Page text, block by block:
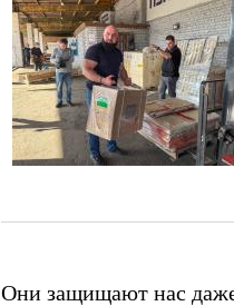
Они защищают нас